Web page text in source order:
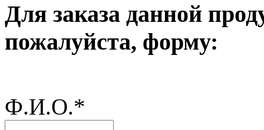
Для заказа данной
пожалуйста, форму:
Ф.И.О.*